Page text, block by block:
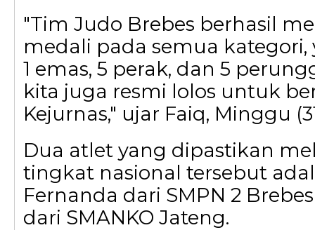
"Tim Judo Brebes berhasil
medali pada semua
1 emas, 5 perak, dan 5
kita juga resmi lolos untuk
Kejurnas," ujar Faiq, Minggu
Dua atlet yang dipastikan
tingkat nasional tersebut
Fernanda dari SMPN 2
dari SMANKO Jateng.